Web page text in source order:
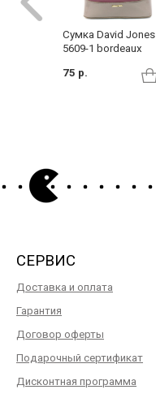
Сумка David Jones
5609-1 bordeaux
75 р.
СЕРВИС
Доставка и оплата
Гарантия
Договор оферты
Подарочный сертификат
Дисконтная программа